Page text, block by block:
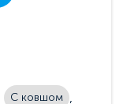
С ковшом